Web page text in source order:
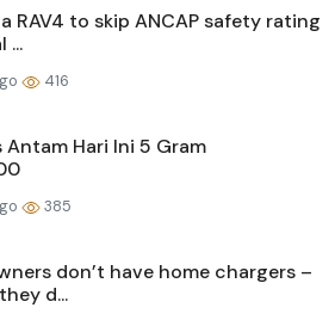
RAV4 to skip ANCAP safety rating
...
416
Antam Hari Ini 5 Gram
385
don’t have home chargers –
d...